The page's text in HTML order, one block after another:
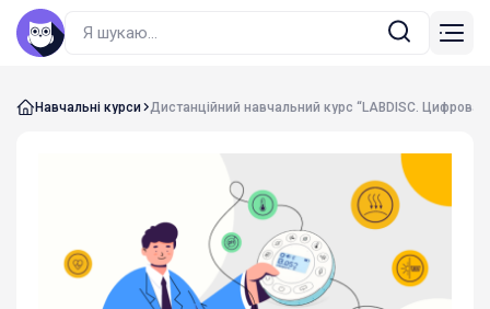
Навчальні курси Дистанційний навчальний курс “LABDISC. Цифрова